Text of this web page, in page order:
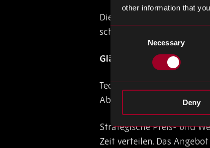
other information that
Consent
Necessary
Deny
Die Implementierung
schnell zu reagieren und
Glättungstechniken
Techniken zur
Abläufe in der Lieferkette
Strategische Preis- und
Zeit verteilen. Das